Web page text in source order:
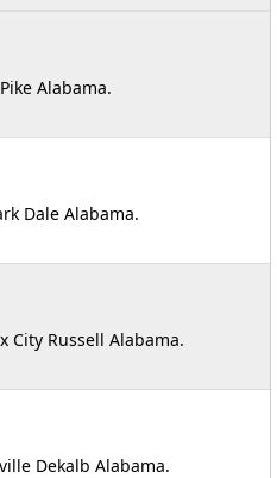
Alabama.
Dale Alabama.
City Russell Alabama.
Dekalb Alabama.